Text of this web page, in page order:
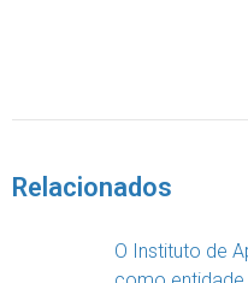
Relacionados
O Instituto de